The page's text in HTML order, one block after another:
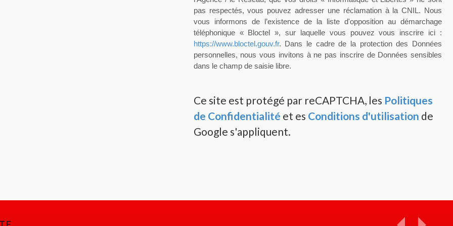
pas respectés, vous pouvez adresser une réclamation à la CNIL. Nous
vous informons de l’existence de la liste d'opposition au démarchage
téléphonique « Bloctel », sur laquelle vous pouvez vous inscrire ici :
https://www.bloctel.gouv.fr. Dans le cadre de la protection des Données
personnelles, nous vous invitons à ne pas inscrire de Données sensibles
dans le champ de saisie libre.
Ce site est protégé par reCAPTCHA, les Politiques
de Confidentialité et es Conditions d'utilisation de
Google s'appliquent.